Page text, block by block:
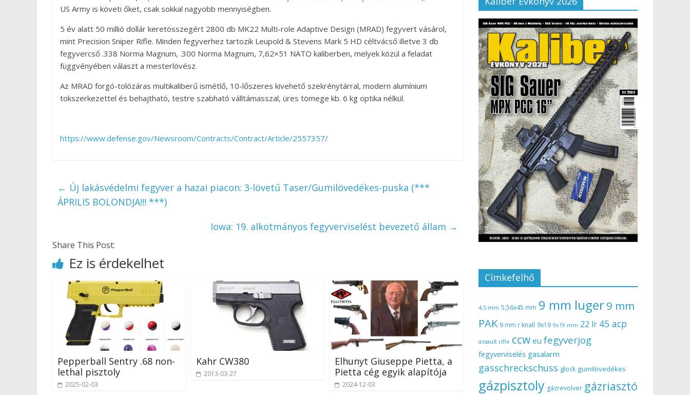
US Army is követi őket, csak sokkal nagyobb mennyiségben.
5 év alatt 50 millió dollár keretösszegért 2800 db MK22 Multi-role Adaptive Design (MRAD) fegyvert vásárol,
mint Precision Sniper Rifle. Minden fegyverhez tartozik Leupold & Stevens Mark 5 HD céltvácső illetve 3 db
fegyvercső .338 Norma Magnum, .300 Norma Magnum, 7,62×51 NATO kaliberben, melyek közül a feladat
függvényében választ a mesterlövész.
Az MRAD forgó-tolózáras multikaliberű ismétlő, 10-lőszeres kivehető szekrénytárral, modern alumínium
tokszerkezettel és behajtható, testre szabható válltámasszal, üres tömege kb. 6 kg optika nélkül.
https://www.defense.gov/Newsroom/Contracts/Contract/Article/2557357/
← Új lakásvédelmi fegyver a hazai piacon: 3-lövetű Taser/Gumilövedékes-puska (***
ÁPRILIS BOLONDJA!!! ***)
Iowa: 19. alkotmányos fegyverviselést bevezető állam →
Share This Post:
Ez is érdekelhet
Pepperball Sentry .68 non-
lethal pisztoly
2025-02-03
Kahr CW380
2013-03-27
Elhunyt Giuseppe Pietta, a
Pietta cég egyik alapítója
2024-12-03
Címkefelhő
4,5 mm 5,56x45 mm 9 mm luger9 mm
PAK 9 mm r knall 9x19 9x19 mm 22 lr 45 acp
assault rifle ccw eu fegyverjog
fegyverviselés gasalarm
gasschreckschuss glock gumilövedékes
gázpisztoly gázrevolver gázriasztó